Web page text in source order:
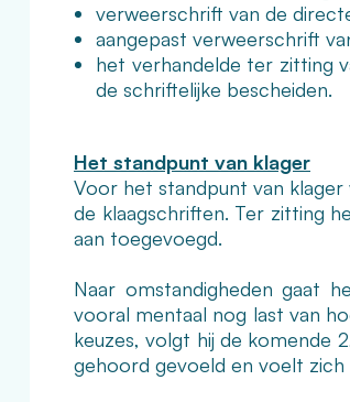
verweerschrift van de
aangepast verweerschrift
het verhandelde ter zitting
de schriftelijke bescheiden.
Het standpunt van klager
Voor het standpunt van
de klaagschriften. Ter zitting
aan toegevoegd.
Naar omstandigheden gaat
vooral mentaal nog last van
keuzes, volgt hij de komende
gehoord gevoeld en voelt zich